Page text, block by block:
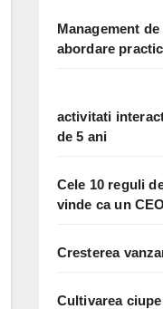
Management
abordare
activitati
de 5 ani
Cele 10 reguli
vinde ca un CEO
Cresterea
Cultivarea